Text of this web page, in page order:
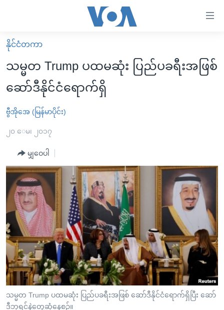
လွယ်ကူ
စေ
သည့်
များ
ပင်မ
ကျော်
ကြည့်
ရန်
ပင်မ
အ
ညွန်း
စာမျက်နှာ
သို့
ကျော်
ကြည့်
ရန်
မူလစာမျက်နှာ
မြန်မာ
ကမ္ဘာ့သတင်းများ
နိုင်ငံတကာ
အစ္စရေး-ပါလက်စတိုင်း
ဗွီဒီယို
အင်္ဂလိပ်စာလေ့လာမယ်
အမေရိကန်သုံးအီဒီယံ
မကြေးမုံရဲ့ အင်္ဂလိပ်စာ
ရုပ်ရှင်ထဲက အင်္ဂလိပ်စာ
သုတပဒေသာ အင်္ဂလိပ်စာ
အပတ်စဉ်ကဏ္ဍများ
ရေဒီယို
တီဗွီ
ရေဒီယိုနှင့်ရုပ်သံ အချက်အလက်များ
ရေဒီယို/တီဗွီအစီအစဉ်
Learning English
ဗွီအိုအေ လူမှုကွန်ယက်များ
နိုင်ငံတကာ
သမ္မတ Trump ပထမဆုံး ပြည်ပခရီးအဖြစ်
ဆော်ဒီနိုင်ငံရောက်ရှိ
ဗွီအိုအေ (မြန်မာပိုင်း)
၂၀ ေမ၊ ၂၀၁၇
မျှဝေပါ
သမ္မတ Trump ပထမဆုံး ပြည်ပခရီးအဖြစ် ဆော်ဒီနိုင်ငံရောက်ရှိပြီး ဆော်
ဒီဘုရင်နဲ့တွေ့ဆုံနေစဉ်။